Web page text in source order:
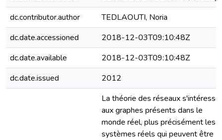
dc.contributor.author
TEDLAOUTI, Noria
dc.date.accessioned
2018-12-03T09:10:48Z
dc.date.available
2018-12-03T09:10:48Z
dc.date.issued
2012
La théorie des réseaux s'intéresse
aux graphes présents dans le
monde réel, plus précisément les
systèmes réels qui peuvent être